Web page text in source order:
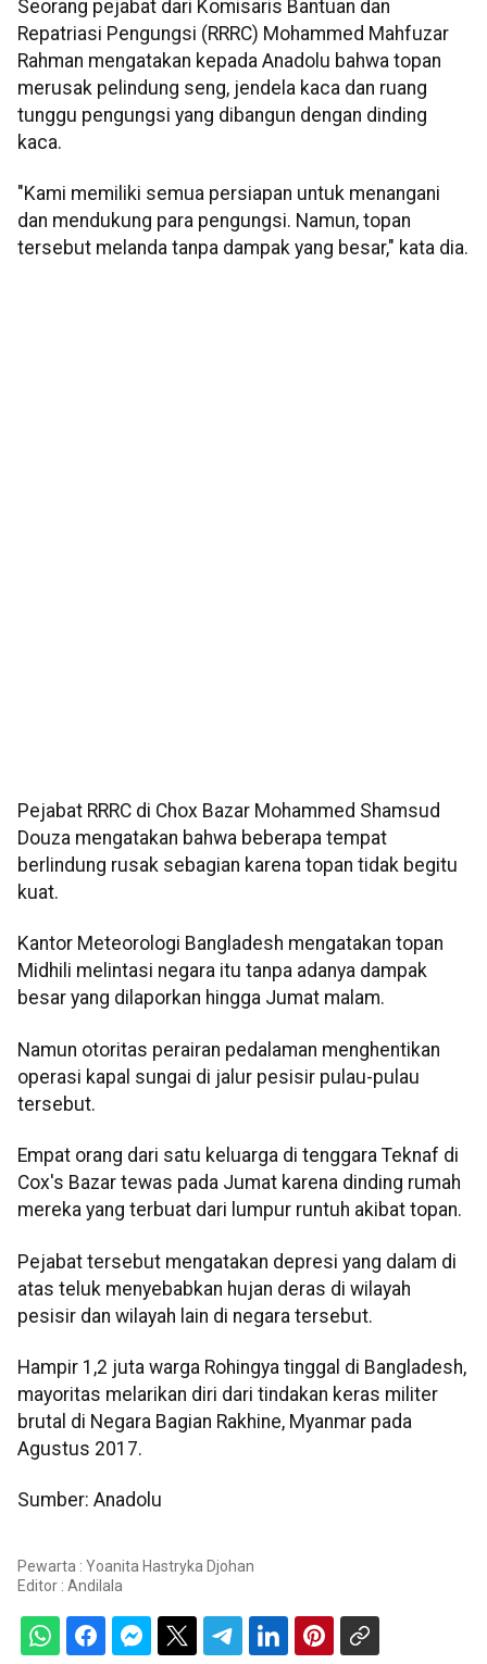
Seorang pejabat dari Komisaris Bantuan dan
Repatriasi Pengungsi (RRRC) Mohammed Mahfuzar
Rahman mengatakan kepada Anadolu bahwa topan
merusak pelindung seng, jendela kaca dan ruang
tunggu pengungsi yang dibangun dengan dinding
kaca.
"Kami memiliki semua persiapan untuk menangani
dan mendukung para pengungsi. Namun, topan
tersebut melanda tanpa dampak yang besar," kata dia.
Pejabat RRRC di Chox Bazar Mohammed Shamsud
Douza mengatakan bahwa beberapa tempat
berlindung rusak sebagian karena topan tidak begitu
kuat.
Kantor Meteorologi Bangladesh mengatakan topan
Midhili melintasi negara itu tanpa adanya dampak
besar yang dilaporkan hingga Jumat malam.
Namun otoritas perairan pedalaman menghentikan
operasi kapal sungai di jalur pesisir pulau-pulau
tersebut.
Empat orang dari satu keluarga di tenggara Teknaf di
Cox's Bazar tewas pada Jumat karena dinding rumah
mereka yang terbuat dari lumpur runtuh akibat topan.
Pejabat tersebut mengatakan depresi yang dalam di
atas teluk menyebabkan hujan deras di wilayah
pesisir dan wilayah lain di negara tersebut.
Hampir 1,2 juta warga Rohingya tinggal di Bangladesh,
mayoritas melarikan diri dari tindakan keras militer
brutal di Negara Bagian Rakhine, Myanmar pada
Agustus 2017.
Sumber: Anadolu
Pewarta : Yoanita Hastryka Djohan
Editor : Andilala